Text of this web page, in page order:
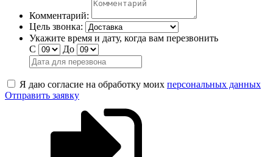
Комментарий:
Цель звонка:
Укажите время и дату, когда вам перезвонить
С
До
Я даю согласие на обработку моих персональных данных
Отправить заявку